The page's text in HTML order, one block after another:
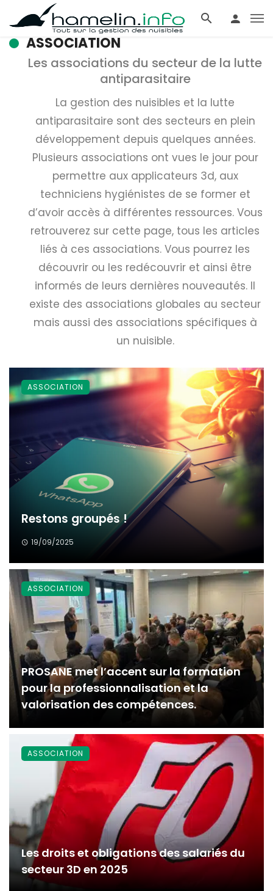
ASSOCIATION
Les associations du secteur de la lutte
antiparasitaire
La gestion des nuisibles et la lutte
antiparasitaire sont des secteurs en plein
développement depuis quelques années.
Plusieurs associations ont vues le jour pour
permettre aux applicateurs 3d, aux
techniciens hygiénistes de se former et
d’avoir accès à différentes ressources. Vous
retrouverez sur cette page, tous les articles
liés à ces associations. Vous pourrez les
découvrir ou les redécouvrir et ainsi être
informés de leurs dernières nouveautés. Il
existe des associations globales au secteur
mais aussi des associations spécifiques à
un nuisible.
Restons groupés !
19/09/2025
ASSOCIATION
PROSANE met l’accent sur la formation
pour la professionnalisation et la
valorisation des compétences.
ASSOCIATION
Les droits et obligations des salariés du
secteur 3D en 2025
ASSOCIATION